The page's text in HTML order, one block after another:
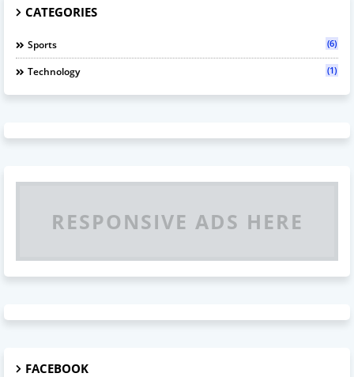
CATEGORIES
Sports (6)
Technology (1)
RESPONSIVE ADS HERE
FACEBOOK